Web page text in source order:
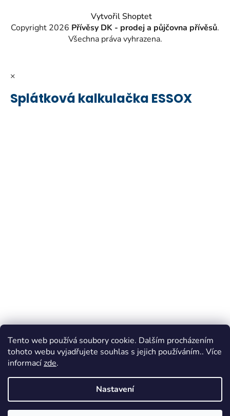
Tento web používá soubory cookie. Dalším procházením
tohoto webu vyjadřujete souhlas s jejich používáním.. Více
informacízde.
Nastavení
Vytvořil Shoptet
Copyright 2026 Přívěsy DK - prodej a půjčovna přívěsů.
Všechna práva vyhrazena.
×
Splátková kalkulačka ESSOX